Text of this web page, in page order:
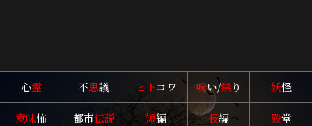
心霊 不思議 ヒトコワ 呪い/祟り 妖怪
意味怖 都市伝説 短編 長編 殿堂